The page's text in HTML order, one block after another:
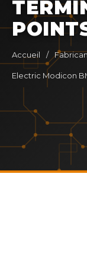
Accueil /
Electric Modicon